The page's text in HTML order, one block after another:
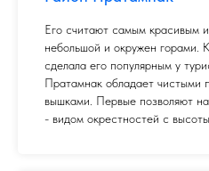
Его считают самым красивым
небольшой и окружен горами.
сделала его популярным у
Пратамнак обладает чистыми
вышками. Первые позволяют
- видом окрестностей с высоты.